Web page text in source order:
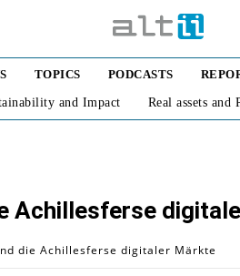
TOPICS PODCASTS
and Impact Real assets and
Achillesferse
die Achillesferse digitaler Märkte